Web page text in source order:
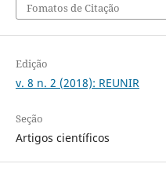
Fomatos de Citação
Edição
v. 8 n. 2 (2018): REUNIR
Seção
Artigos científicos